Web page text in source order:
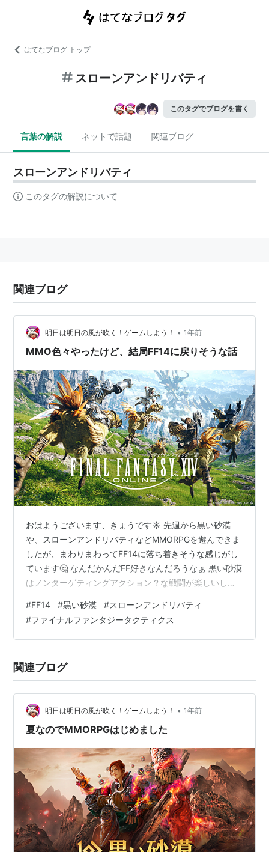
はてなブログ トップ
スローンアンドリバティ
このタグでブログを書く
言葉の解説 ネットで話題 関連ブログ
スローンアンドリバティ
このタグの解説について
関連ブログ
明日は明日の風が吹く！ゲームしよう！ • 1年前
MMO色々やったけど、結局FF14に戻りそうな話
おはようございます、きょうです☀ 先週から黒い砂漠
や、スローンアンドリバティなどMMORPGを遊んできま
したが、まわりまわってFF14に落ち着きそうな感じがし
ています🤔 なんだかんだFF好きなんだろうなぁ 黒い砂漠
はノンターゲティングアクション？な戦闘が楽しいし、
わせて戦うなど、それぞれ面白いところがあるんです
が、 遊んでいる内にFF14ってどんなだったっけと思うこ
とがちょいちょい出てきて、試しにフリートライアルに
けね、エオルゼアに帰りたくなったんだ...🌎XSX版
FF14、快適です🎮#Xbo…
#FF14 #黒い砂漠 #スローンアンドリバティ
#ファイナルファンタジータクティクス
関連ブログ
明日は明日の風が吹く！ゲームしよう！ • 1年前
夏なのでMMORPGはじめました